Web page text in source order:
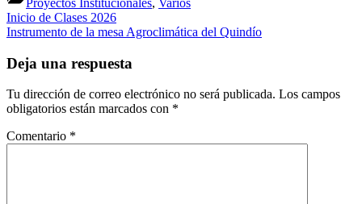
del
año
escolar
Navegación
de
entradas
Previous
Post:
Inicio de Clases 2026
Entrada
Instrumento de la mesa Agroclimática del Quindío
Deja una respuesta
Tu dirección de correo electrónico no será publicada. Los campos
obligatorios están marcados con *
Comentario *